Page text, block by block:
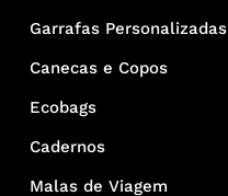
Garrafas Personalizadas
Canecas e Copos
Ecobags
Cadernos
Malas de Viagem